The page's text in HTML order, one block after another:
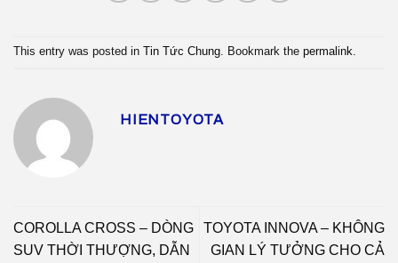
This entry was posted in Tin Tức Chung. Bookmark the permalink.
HIENTOYOTA
COROLLA CROSS – DÒNG
SUV THỜI THƯỢNG, DẪN
TOYOTA INNOVA – KHÔNG
GIAN LÝ TƯỞNG CHO CẢ